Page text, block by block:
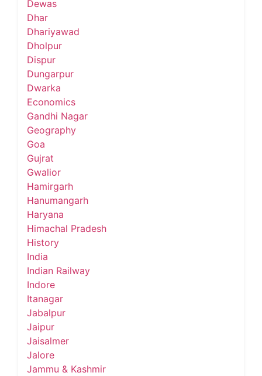
Dewas
Dhar
Dhariyawad
Dholpur
Dispur
Dungarpur
Dwarka
Economics
Gandhi Nagar
Geography
Goa
Gujrat
Gwalior
Hamirgarh
Hanumangarh
Haryana
Himachal Pradesh
History
India
Indian Railway
Indore
Itanagar
Jabalpur
Jaipur
Jaisalmer
Jalore
Jammu & Kashmir